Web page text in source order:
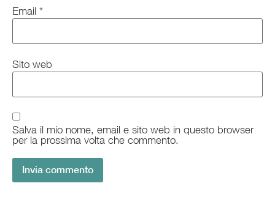
Email *
Sito web
Salva il mio nome, email e sito web in questo browser
per la prossima volta che commento.